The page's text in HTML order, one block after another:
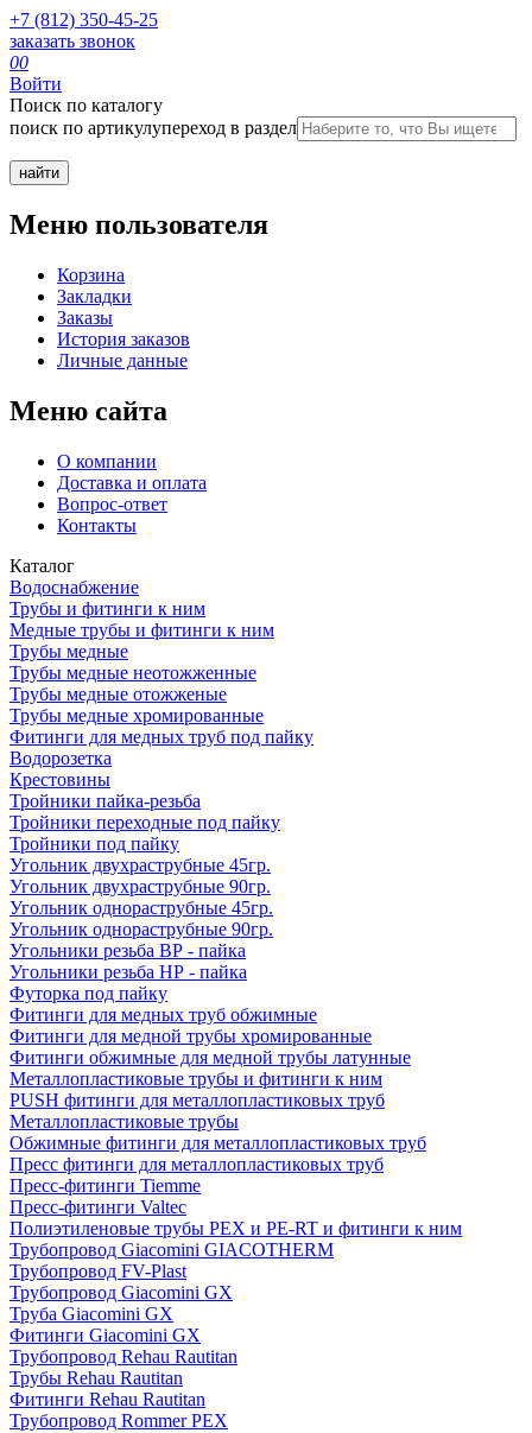
+7 (812) 350-45-25
заказать звонок
00
Войти
Поиск по каталогу
поиск по артикулупереход в раздел
Меню пользователя
Корзина
Закладки
Заказы
История заказов
Личные данные
Меню сайта
О компании
Доставка и оплата
Вопрос-ответ
Контакты
Каталог
Водоснабжение
Трубы и фитинги к ним
Медные трубы и фитинги к ним
Трубы медные
Трубы медные неотожженные
Трубы медные отожженые
Трубы медные хромированные
Фитинги для медных труб под пайку
Водорозетка
Крестовины
Тройники пайка-резьба
Тройники переходные под пайку
Тройники под пайку
Угольник двухраструбные 45гр.
Угольник двухраструбные 90гр.
Угольник однораструбные 45гр.
Угольник однораструбные 90гр.
Угольники резьба ВР - пайка
Угольники резьба НР - пайка
Футорка под пайку
Фитинги для медных труб обжимные
Фитинги для медной трубы хромированные
Фитинги обжимные для медной трубы латунные
Металлопластиковые трубы и фитинги к ним
PUSH фитинги для металлопластиковых труб
Металлопластиковые трубы
Обжимные фитинги для металлопластиковых труб
Пресс фитинги для металлопластиковых труб
Пресс-фитинги Tiemme
Пресс-фитинги Valtec
Полиэтиленовые трубы PEX и PE-RT и фитинги к ним
Трубопровод Giacomini GIACOTHERM
Трубопровод FV-Plast
Трубопровод Giacomini GX
Труба Giacomini GX
Фитинги Giacomini GX
Трубопровод Rehau Rautitan
Трубы Rehau Rautitan
Фитинги Rehau Rautitan
Трубопровод Rommer PEX